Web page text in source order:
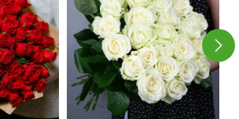
40 см 50 см 25 см